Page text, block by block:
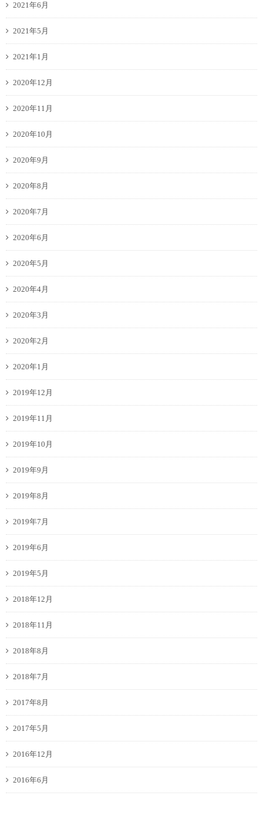
2021年6月
2021年5月
2021年1月
2020年12月
2020年11月
2020年10月
2020年9月
2020年8月
2020年7月
2020年6月
2020年5月
2020年4月
2020年3月
2020年2月
2020年1月
2019年12月
2019年11月
2019年10月
2019年9月
2019年8月
2019年7月
2019年6月
2019年5月
2018年12月
2018年11月
2018年8月
2018年7月
2017年8月
2017年5月
2016年12月
2016年6月